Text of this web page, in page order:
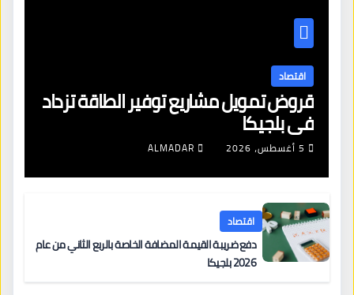
اقتصاد
قروض تمويل مشاريع توفير الطاقة تزداد
في بلجيكا
5 أغسطس، 2026 ALMADAR
اقتصاد
دفع ضريبة القيمة المضافة الخاصة بالربع الثاني من عام
2026 بلجيكا